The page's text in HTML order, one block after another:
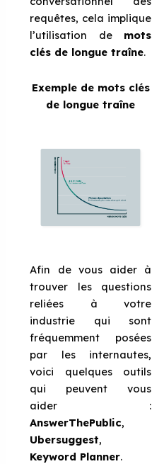
requêtes, cela implique
l’utilisation de mots
clés de longue traîne.
Exemple de mots clés
de longue traîne
Afin de vous aider à
trouver les questions
reliées à votre
industrie qui sont
fréquemment posées
par les internautes,
voici quelques outils
qui peuvent vous
aider :
AnswerThePublic,
Ubersuggest,
Keyword Planner.